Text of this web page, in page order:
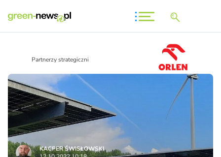
Partnerzy strategiczni
KACPER ŚWISŁO­WSKI